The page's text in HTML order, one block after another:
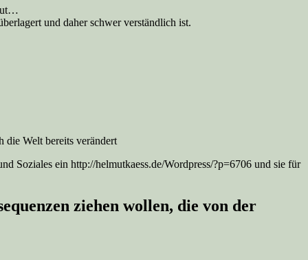
und daher schwer verständlich ist.
die Welt bereits verändert
Soziales ein http://helmutkaess.de/Wordpress/?p=6706 und sie für
ziehen wollen, die von der